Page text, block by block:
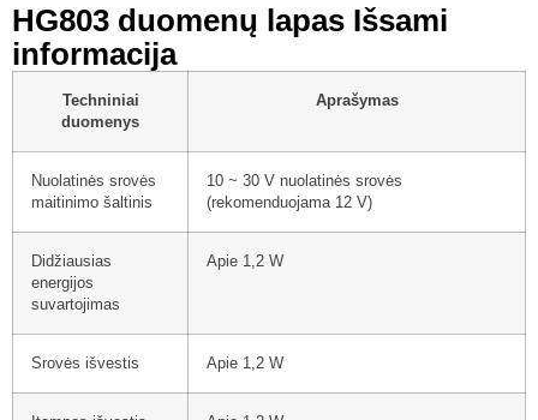
HG803 duomenų lapas Išsami
informacija
Techniniai
duomenys
Aprašymas
Nuolatinės srovės
maitinimo šaltinis
10 ~ 30 V nuolatinės srovės
(rekomenduojama 12 V)
Didžiausias
energijos
suvartojimas
Apie 1,2 W
Srovės išvestis Apie 1,2 W